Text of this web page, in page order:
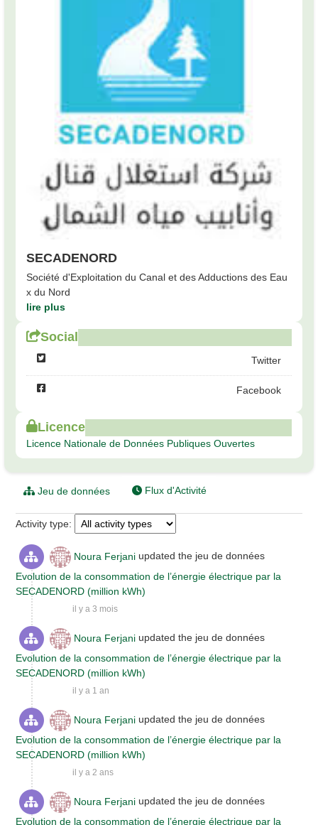
SECADENORD
Société d'Exploitation du Canal et des Adductions des Eau
x du Nord
lire plus
Social
Twitter
Facebook
Licence
Licence Nationale de Données Publiques Ouvertes
Jeu de données Flux d'Activité
Activity type
Noura Ferjani updated the jeu de données
Evolution de la consommation de l’énergie électrique par la
SECADENORD (million kWh)
il y a 3 mois
Noura Ferjani updated the jeu de données
Evolution de la consommation de l’énergie électrique par la
SECADENORD (million kWh)
il y a 1 an
Noura Ferjani updated the jeu de données
Evolution de la consommation de l’énergie électrique par la
SECADENORD (million kWh)
il y a 2 ans
Noura Ferjani updated the jeu de données
Evolution de la consommation de l’énergie électrique par la